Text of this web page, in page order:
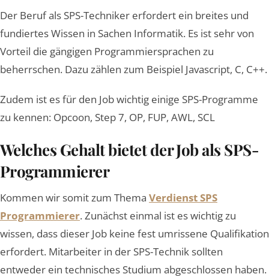
Der Beruf als SPS-Techniker erfordert ein breites und
fundiertes Wissen in Sachen Informatik. Es ist sehr von
Vorteil die gängigen Programmiersprachen zu
beherrschen. Dazu zählen zum Beispiel Javascript, C, C++.
Zudem ist es für den Job wichtig einige SPS-Programme
zu kennen: Opcoon, Step 7, OP, FUP, AWL, SCL
Welches Gehalt bietet der Job als SPS-
Programmierer
Kommen wir somit zum Thema Verdienst SPS
Programmierer. Zunächst einmal ist es wichtig zu
wissen, dass dieser Job keine fest umrissene Qualifikation
erfordert. Mitarbeiter in der SPS-Technik sollten
entweder ein technisches Studium abgeschlossen haben.